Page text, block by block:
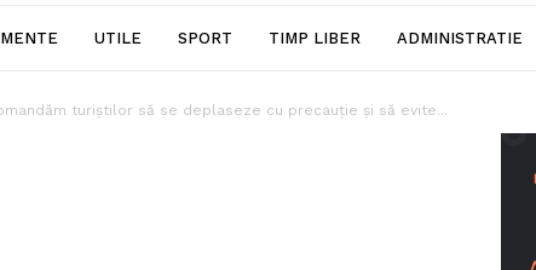
UTILE SPORT TIMP LIBER ADMINISTRATIE
turiştilor să se deplaseze cu precauţie şi să evite...